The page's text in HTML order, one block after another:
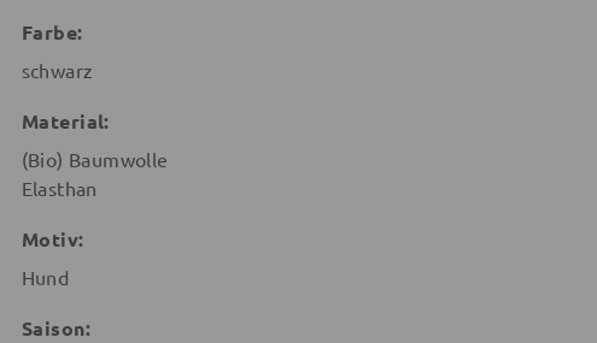
Farbe:
schwarz
Material:
(Bio) Baumwolle
Elasthan
Motiv:
Hund
Saison: